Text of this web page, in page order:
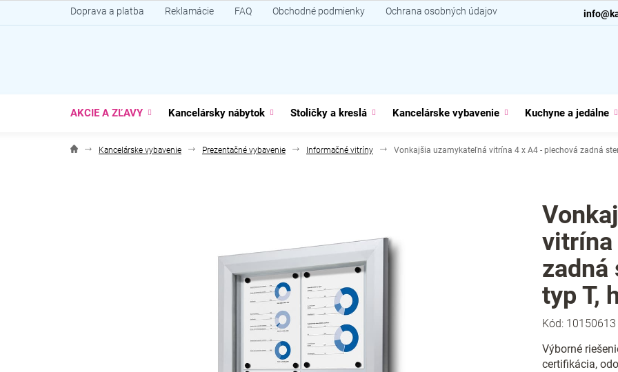
na
Doprava a platba Reklamácie FAQ Obchodné podmienky Ochrana osobných údajov
AKCIE A ZĽAVY Kancelársky nábytok Stoličky a kreslá Kancelárske vybavenie Kuchyne a jedálne
Kancelárske vybavenie Prezentačné vybavenie Informačné vitríny Vonkajšia uzamykateľná vitrína 4 x A4 - plechová zadná
vitrína
zadná
typ T,
Kód: 10150613
Výborné
certifikácia,